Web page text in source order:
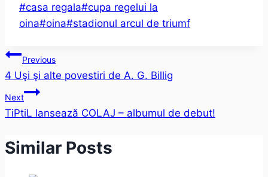
Post
Tags:
#casa regala#cupa regelui la
oina#oina#stadionul arcul de triumf
Post
navigation
Previous
4 Uşi şi alte povestiri de A. G. Billig
Next
TiPtiL lansează COLAJ – albumul de debut!
Similar Posts